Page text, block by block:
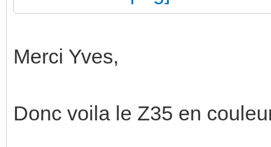
Merci Yves,
Donc voila le Z35 en